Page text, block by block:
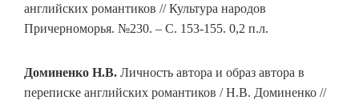
английских романтиков // Культура народов
Причерноморья. №230. – С. 153-155. 0,2 п.л.
Доминенко Н.В. Личность автора и образ автора в
переписке английских романтиков / Н.В. Доминенко //